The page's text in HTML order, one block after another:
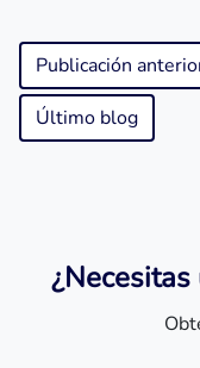
Publicación
Último blog